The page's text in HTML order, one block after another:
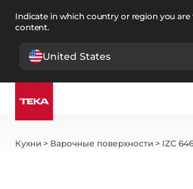
Indicate in which country or region you are
content.
United States
Кухни > Варочные поверхности > IZC